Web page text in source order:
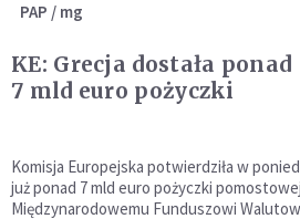
PAP / mg
KE: Grecja dostała ponad
7 mld euro pożyczki
Komisja Europejska potwierdziła w
już ponad 7 mld euro pożyczki
Międzynarodowemu Funduszowi